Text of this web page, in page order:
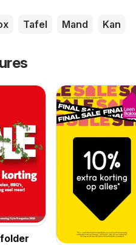
Tafel Mand Kan